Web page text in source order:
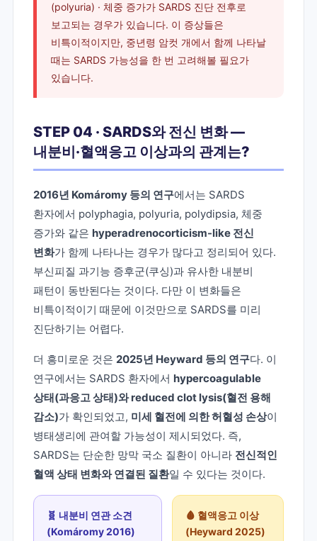
(polyuria) · 체중 증가가 SARDS 진단 전후로
보고되는 경우가 있습니다. 이 증상들은
비특이적이지만, 중년령 암컷 개에서 함께 나타날
때는 SARDS 가능성을 한 번 고려해볼 필요가
있습니다.
STEP 04 · SARDS와 전신 변화 —
내분비·혈액응고 이상과의 관계는?
2016년 Komáromy 등의 연구에서는 SARDS
환자에서 polyphagia, polyuria, polydipsia, 체중
증가와 같은 hyperadrenocorticism-like 전신
변화가 함께 나타나는 경우가 많다고 정리되어 있다.
부신피질 과기능 증후군(쿠싱)과 유사한 내분비
패턴이 동반된다는 것이다. 다만 이 변화들은
비특이적이기 때문에 이것만으로 SARDS를 미리
진단하기는 어렵다.
더 흥미로운 것은 2025년 Heyward 등의 연구다. 이
연구에서는 SARDS 환자에서 hypercoagulable
상태(과응고 상태)와 reduced clot lysis(혈전 용해
감소)가 확인되었고, 미세 혈전에 의한 허혈성 손상이
병태생리에 관여할 가능성이 제시되었다. 즉,
SARDS는 단순한 망막 국소 질환이 아니라 전신적인
혈액 상태 변화와 연결된 질환일 수 있다는 것이다.
🧬 내분비 연관 소견
(Komáromy 2016)
🩸 혈액응고 이상
(Heyward 2025)